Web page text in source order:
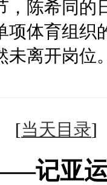
，陈希同
项体育组织
未离开岗位
[当天目录
记亚运